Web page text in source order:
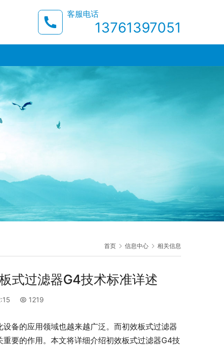
客服电话
13761397051
首页 信息中心 相关信息
式过滤器G4技术标准详述
1219
备的应用领域也越来越广泛。而初效板式过滤器
重要的作用。本文将详细介绍初效板式过滤器G4技